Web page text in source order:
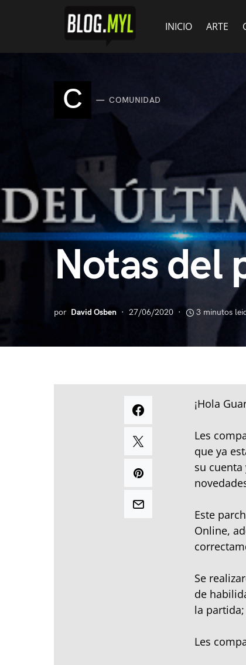
INICIO ARTE
C COMUNIDAD
Notas del
por David Osben 27/06/2020 3 minutos
¡Hola
Les
que ya
su
Este
Online,
Se
de
la
Les